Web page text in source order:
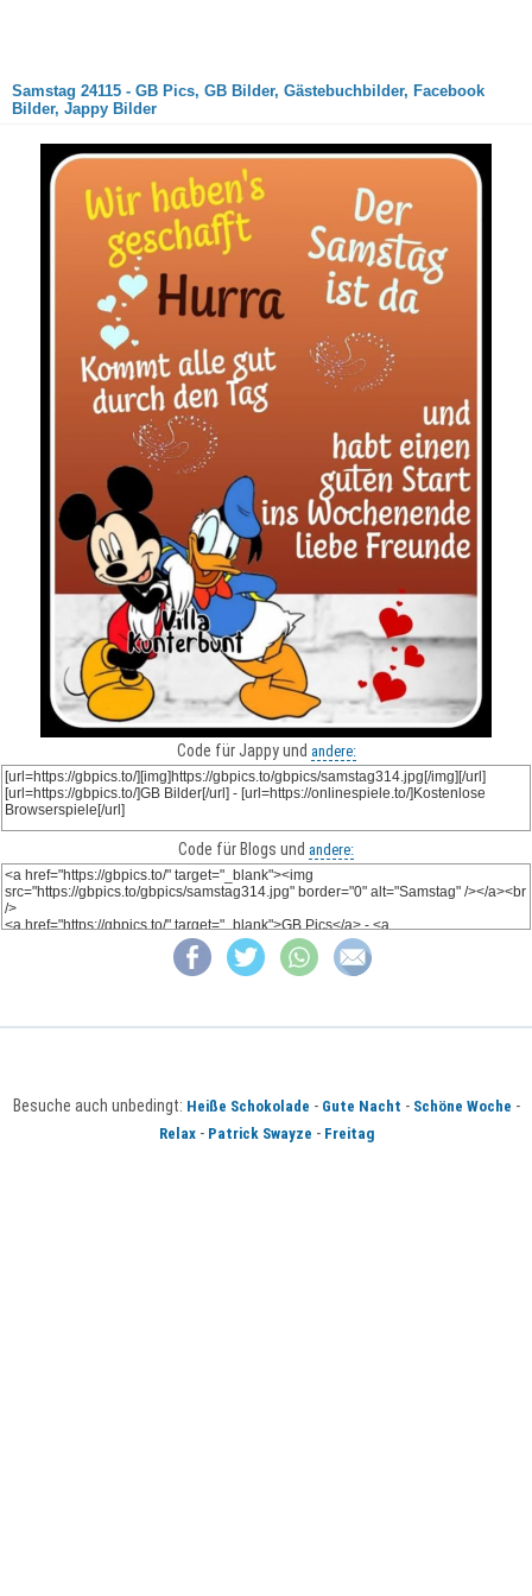
Samstag 24115 - GB Pics, GB Bilder, Gästebuchbilder, Facebook
Bilder, Jappy Bilder
Code für Jappy und andere:
Code für Blogs und andere:
Besuche auch unbedingt: Heiße Schokolade - Gute Nacht - Schöne Woche -
Relax- Patrick Swayze - Freitag